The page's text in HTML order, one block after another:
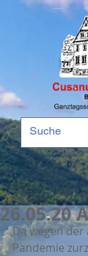
26.05.20
Da wegen
Pandemie